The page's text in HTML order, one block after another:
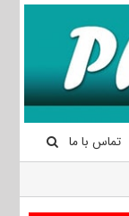
تماس با ما